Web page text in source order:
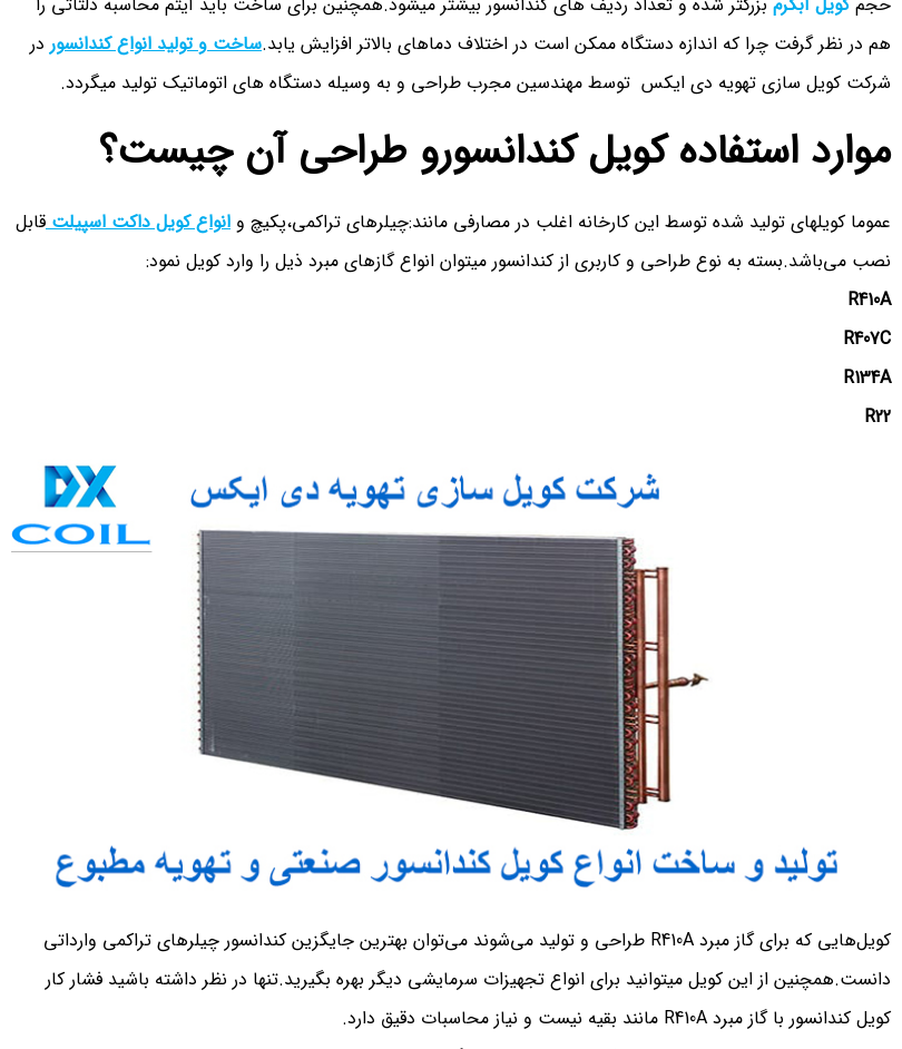
هم در نظر گرفت چرا که اندازه دستگاه ممکن است در اختلاف دماهای بالاتر افزایش یابد.ساخت و تولید انواع کندانسوردر
شرکت کویل سازی تهویه دی ایکس توسط مهندسین مجرب طراحی و به وسیله دستگاه های اتوماتیک تولید میگردد.
موارد استفاده کویل کندانسورو طراحی آن چیست؟
عموما کویلهای تولید شده توسط این کارخانه اغلب در مصارفی مانند:چیلرهای تراکمی،پکیچ و انواع کویل داکت اسپیلت قابل
نصب می‌باشد.بسته به نوع طراحی و کاربری از کندانسور میتوان انواع گازهای مبرد ذیل را وارد کویل نمود:
R410A
R407C
R134A
R22
کویل‌هایی که برای گاز مبرد R410A طراحی و تولید می‌شوند می‌توان بهترین جایگزین کندانسور چیلرهای تراکمی وارداتی
دانست.همچنین از این کویل میتوانید برای انواع تجهیزات سرمایشی دیگر بهره بگیرید.تنها در نظر داشته باشید فشار کار
کویل کندانسور با گاز مبرد R410A مانند بقیه نیست و نیاز محاسبات دقیق دارد.